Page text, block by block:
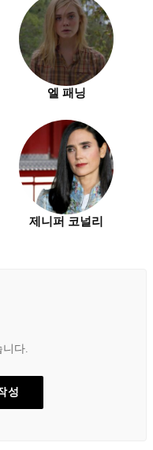
엘 패닝
제니퍼 코널리
다.
성